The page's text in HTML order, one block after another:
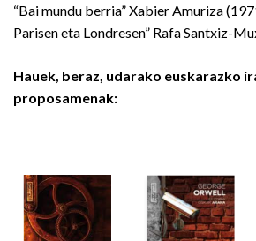
“Bai mundu berria” Xabier Amuriza
Parisen eta Londresen” Rafa Santxiz-
Hauek, beraz, udarako euskarazko
proposamenak: